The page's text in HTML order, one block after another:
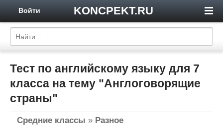
KONCPEKT.RU
Войти
Тест по английскому языку для 7
класса на тему "Англоговорящие
страны"
Средние классы » Разное